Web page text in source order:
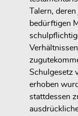
Talern,
bedürftigen
Schulgesetz
erhoben
stattdessen